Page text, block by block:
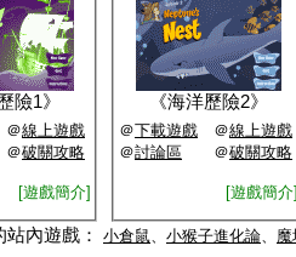
險1》
＠線上遊戲
破關攻略
[遊戲簡介]
《海洋歷險2》
＠下載遊戲 ＠線上遊戲
＠討論區 ＠破關攻略
[遊戲簡介]
內遊戲： 小倉鼠 小猴子進化論 魔